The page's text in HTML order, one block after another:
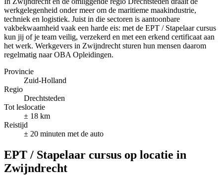
werkgelegenheid onder meer om de maritieme maakindustrie,
techniek en logistiek. Juist in die sectoren is aantoonbare
vakbekwaamheid vaak een harde eis: met de EPT / Stapelaar cursus
kun jij of je team veilig, verzekerd en met een erkend certificaat aan
het werk. Werkgevers in Zwijndrecht sturen hun mensen daarom
regelmatig naar OBA Opleidingen.
Provincie
Zuid-Holland
Regio
Drechtsteden
Tot leslocatie
± 18 km
Reistijd
± 20 minuten met de auto
EPT / Stapelaar cursus op locatie in
Zwijndrecht